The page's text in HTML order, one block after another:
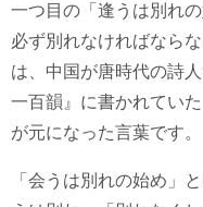
一つ目の「逢うは別れ
必ず別れなければなら
は、中国が唐時代の詩
一百韻』に書かれてい
が元になった言葉です。
「会うは別れの始め」